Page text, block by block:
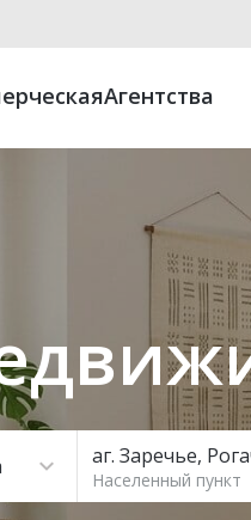
Агентства
аг. Заречье,
Населенный пункт